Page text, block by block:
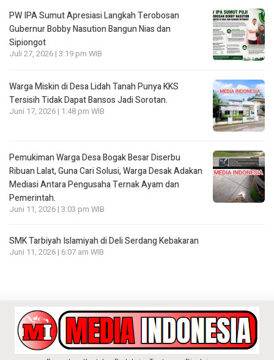
PW IPA Sumut Apresiasi Langkah Terobosan
Gubernur Bobby Nasution Bangun Nias dan
Sipiongot
Juli 27, 2026 | 3:19 pm WIB
Warga Miskin di Desa Lidah Tanah Punya KKS
Tersisih Tidak Dapat Bansos Jadi Sorotan.
Juni 17, 2026 | 1:48 pm WIB
Pemukiman Warga Desa Bogak Besar Diserbu
Ribuan Lalat, Guna Cari Solusi, Warga Desak Adakan
Mediasi Antara Pengusaha Ternak Ayam dan
Pemerintah.
Juni 11, 2026 | 3:03 pm WIB
SMK Tarbiyah Islamiyah di Deli Serdang Kebakaran
Juni 11, 2026 | 6:07 am WIB